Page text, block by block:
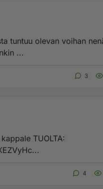
tuntuu olevan voihan
...
3
4